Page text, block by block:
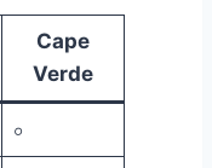
Cape
Verde
০